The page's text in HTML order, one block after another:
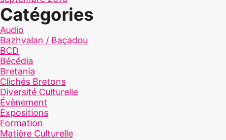
Catégories
Audio
Bazhvalan / Baçadou
BCD
Bécédia
Bretania
Clichés Bretons
Diversité Culturelle
Évènement
Expositions
Formation
Matière Culturelle